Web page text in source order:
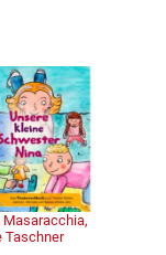
Masaracchia,
Taschner